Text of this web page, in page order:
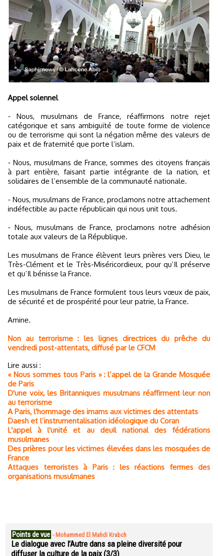
Appel solennel
- Nous, musulmans de France, réaffirmons notre rejet
catégorique et sans ambiguïté de toute forme de violence
ou de terrorisme qui sont la négation même des valeurs de
paix et de fraternité que porte l’islam.
- Nous, musulmans de France, sommes des citoyens français
à part entière, faisant partie intégrante de la nation, et
solidaires de l’ensemble de la communauté nationale.
- Nous, musulmans de France, proclamons notre attachement
indéfectible au pacte républicain qui nous unit tous.
- Nous, musulmans de France, proclamons notre adhésion
totale aux valeurs de la République.
Les musulmans de France élèvent leurs prières vers Dieu, le
Très-Clément et le Très-Miséricordieux, pour qu’Il préserve
et qu’Il bénisse la France.
Les musulmans de France formulent tous leurs vœux de paix,
de sécurité et de prospérité pour leur patrie, la France.
Amine.
Non au terrorisme : les lignes directrices du prêche du
vendredi post-attentats, diffusé par le CFCM
Lire aussi :
« Nous sommes tous Paris » : l’appel de la Grande Mosquée
de Paris
D'une voix, les Britanniques musulmans réaffirment leur non
au terrorisme
A Paris, l'hommage des imams aux victimes des attentats
Daesh et l’instrumentalisation idéologique du Coran
L'appel à l'unité et au deuil national des fédérations
musulmanes
Des prières pour les victimes élevées dans les mosquées de
France
Attaques terroristes à Paris : les réactions fermes des
organisations musulmanes
Points de vue - Mohammed El Mahdi Krabch
Le dialogue avec l’Autre dans sa pleine diversité pour
diffuser la culture de la paix (3/3)